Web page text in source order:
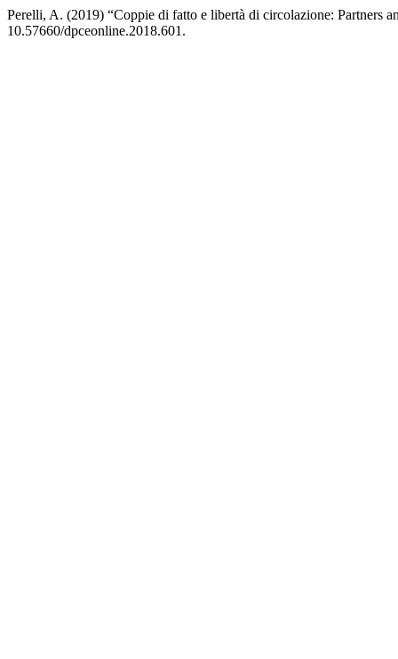
Perelli, A. (2019) “Coppie di fatto e libertà di circolazione: Partners
10.57660/dpceonline.2018.601.